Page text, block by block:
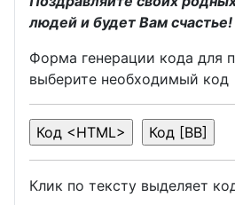
людей и будет Вам счастье!
Форма генерации кода для
выберите необходимый код
Клик по тексту выделяет